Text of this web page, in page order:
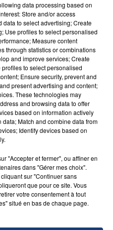
: UNE FEMME ET
ET LA...
le feu après avoir
leur bébé de trois mois
data processing based on
Store and/or access
to select advertising; Create
Use profiles to select personalised
Measure content
through statistics or combinations
and improve services; Create
to select personalised
Ensure security, prevent and
present advertising and content;
These technologies may
and browsing data to offer
based on information actively
Match and combine data from
Identify devices based on
"Accepter et fermer", ou affiner en
dans "Gérer mes choix".
sur "Continuer sans
que pour ce site. Vous
votre consentement à tout
situé en bas de chaque page.